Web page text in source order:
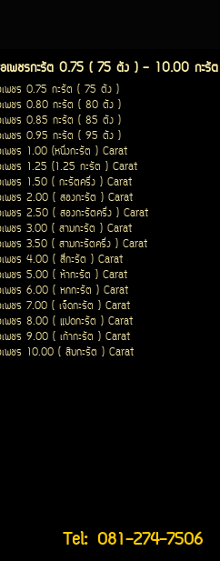
เพชรกะรัต 0.75 ( 75 ตัง ) - 10.00 กะรัต
เพชร 0.75 กะรัต ( 75 ตัง )
เพชร 0.80 กะรัต ( 80 ตัง )
เพชร 0.85 กะรัต ( 85 ตัง )
เพชร 0.95 กะรัต ( 95 ตัง )
พชร 1.00 (หนึ่งกะรัต ) Carat
เพชร 1.25 (1.25 กะรัต ) Carat
เพชร 1.50 ( กะรัตครึ่ง ) Carat
เพชร 2.00 ( สองกะรัต ) Carat
พชร 2.50 ( สองกะรัตครึ่ง ) Carat
เพชร 3.00 ( สามกะรัต ) Carat
พชร 3.50 ( สามกะรัตครึ่ง ) Carat
เพชร 4.00 ( สี่กะรัต ) Carat
เพชร 5.00 ( ห้ากะรัต ) Carat
เพชร 6.00 ( หกกะรัต ) Carat
พชร 7.00 ( เจ็ดกะรัต ) Carat
เพชร 8.00 ( แปดกะรัต ) Carat
พชร 9.00 ( เก้ากะรัต ) Carat
เพชร 10.00 ( สิบกะรัต ) Carat
Tel: 081-274-7506